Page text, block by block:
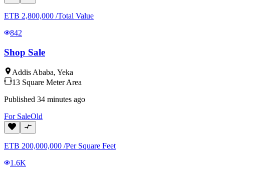
ETB 2,800,000 /Total Value
842
Shop Sale
Addis Ababa, Yeka
13 Square Meter Area
Published 34 minutes ago
For SaleOld
ETB 200,000,000 /Per Square Feet
1.6K